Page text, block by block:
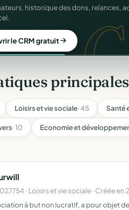
historique des dons, relances,
le CRM gratuit
Loisirs et vie sociale· 45 Santé
· 10 Economie et
· Loisirs et vie sociale · Créée en
à but non lucratif, a pour objet